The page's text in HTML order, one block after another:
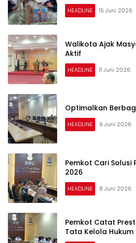
HEADLINE 15 Juni 2026
Walikota Ajak
Aktif
HEADLINE 11 Juni 2026
Optimalkan
HEADLINE 9 Juni 2026
Pemkot Cari Solusi
2026
HEADLINE 8 Juni 2026
Pemkot Catat
Tata Kelola Hukum